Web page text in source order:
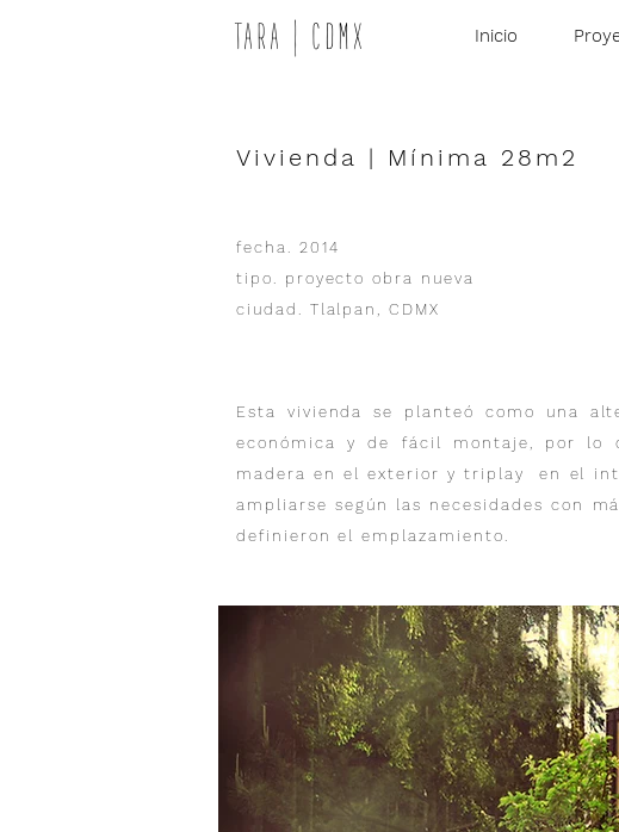
TARA | CDMX Inicio
Vivienda | Mínima 28m2
fecha. 2014
tipo. proyecto obra nueva
ciudad. Tlalpan, CDMX
Esta vivienda se planteó como una
económica y de fácil montaje, por lo
madera en el exterior y triplay en el
ampliarse según las necesidades con
definieron el emplazamiento.